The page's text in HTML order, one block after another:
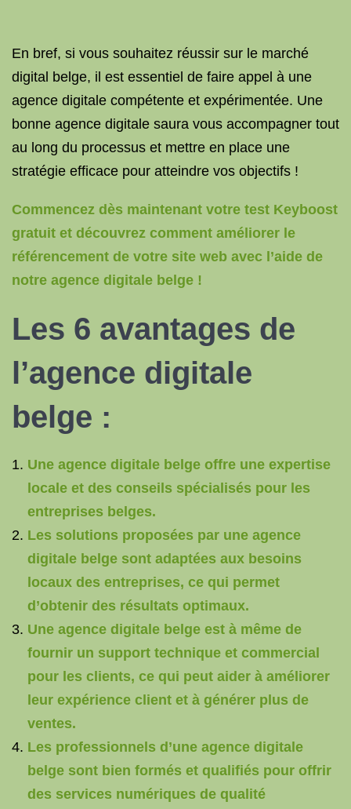
En bref, si vous souhaitez réussir sur le marché
digital belge, il est essentiel de faire appel à une
agence digitale compétente et expérimentée. Une
bonne agence digitale saura vous accompagner tout
au long du processus et mettre en place une
stratégie efficace pour atteindre vos objectifs !
Commencez dès maintenant votre test Keyboost
gratuit et découvrez comment améliorer le
référencement de votre site web avec l’aide de
notre agence digitale belge !
Les 6 avantages de
l’agence digitale
belge :
Une agence digitale belge offre une expertise
locale et des conseils spécialisés pour les
entreprises belges.
Les solutions proposées par une agence
digitale belge sont adaptées aux besoins
locaux des entreprises, ce qui permet
d’obtenir des résultats optimaux.
Une agence digitale belge est à même de
fournir un support technique et commercial
pour les clients, ce qui peut aider à améliorer
leur expérience client et à générer plus de
ventes.
Les professionnels d’une agence digitale
belge sont bien formés et qualifiés pour offrir
des services numériques de qualité